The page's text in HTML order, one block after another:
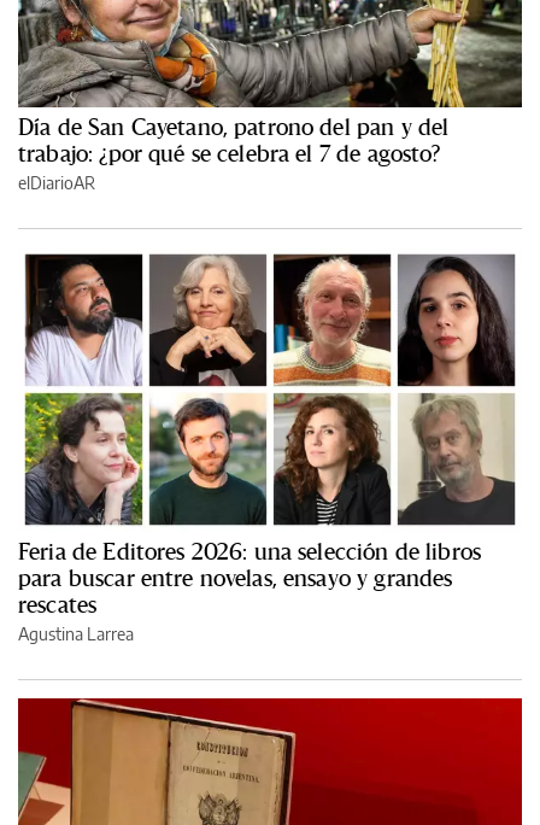
Día de San Cayetano, patrono del pan y del
trabajo: ¿por qué se celebra el 7 de agosto?
elDiarioAR
Feria de Editores 2026: una selección de libros
para buscar entre novelas, ensayo y grandes
rescates
Agustina Larrea